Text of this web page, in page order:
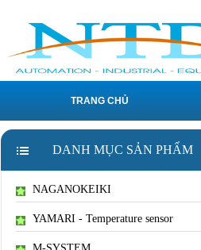
TRANG CHỦ
DANH MỤC SẢN PHẨM
NAGANOKEIKI
YAMARI - Temperature sensor